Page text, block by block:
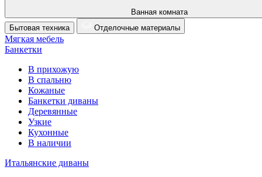
Ванная комната
Бытовая техника
Отделочные материалы
Мягкая мебель
Банкетки
В прихожую
В спальню
Кожаные
Банкетки диваны
Деревянные
Узкие
Кухонные
В наличии
Итальянские диваны